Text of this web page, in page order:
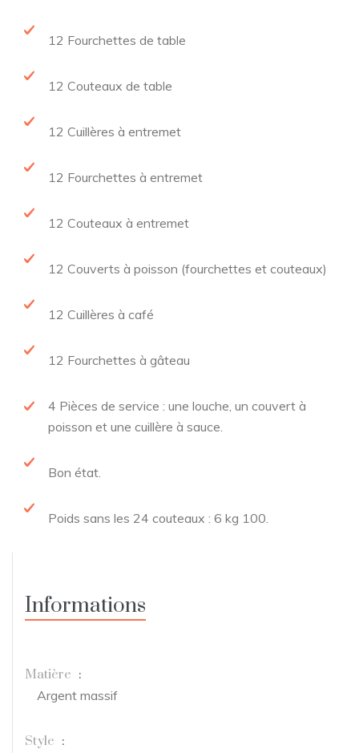
12 Fourchettes de table
12 Couteaux de table
12 Cuillères à entremet
12 Fourchettes à entremet
12 Couteaux à entremet
12 Couverts à poisson (fourchettes et couteaux)
12 Cuillères à café
12 Fourchettes à gâteau
4 Pièces de service : une louche, un couvert à
poisson et une cuillère à sauce.
Bon état.
Poids sans les 24 couteaux : 6 kg 100.
Informations
Matière :
Argent massif
Style :